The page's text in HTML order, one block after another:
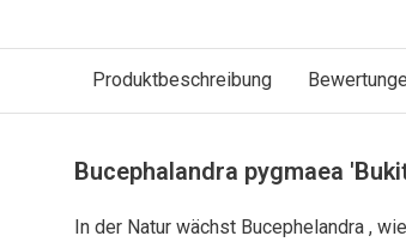
Produktbeschreibung
Bucephalandra pygmaea
In der Natur wächst Bucephelandra ,